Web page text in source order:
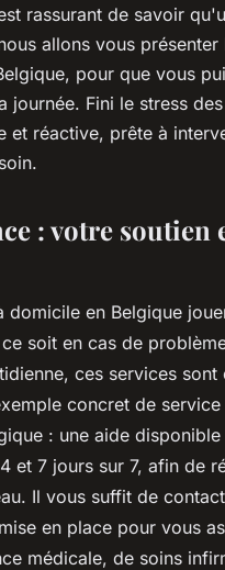
rassurant de savoir
allons vous
pour que vous
journée. Fini le stress
et réactive, prête à
: votre
domicile en Belgique
soit en cas de
ces services
concret de
: une aide
et 7 jours sur 7, afin de
Il vous suffit de
en place pour vous
médicale, de soins